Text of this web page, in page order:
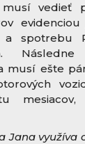
vedieť
spotrebu
musí ešte
mesiacov,
Jana využíva